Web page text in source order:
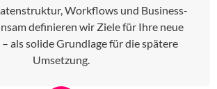
Workflows und Business-
definieren wir Ziele für Ihre neue
als solide Grundlage für die spätere
Umsetzung.